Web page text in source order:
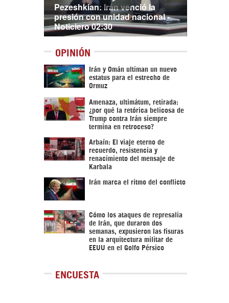
Pezeshkian: Irán venció la
presión con unidad nacional -
Noticiero 02:30
OPINIÓN
Irán y Omán ultiman un nuevo
estatus para el estrecho de
Ormuz
Amenaza, ultimátum, retirada:
¿por qué la retórica belicosa de
Trump contra Irán siempre
termina en retroceso?
Arbaín: El viaje eterno de
recuerdo, resistencia y
renacimiento del mensaje de
Karbala
Irán marca el ritmo del conflicto
Cómo los ataques de represalia
de Irán, que duraron dos
semanas, expusieron las fisuras
en la arquitectura militar de
EEUU en el Golfo Pérsico
ENCUESTA